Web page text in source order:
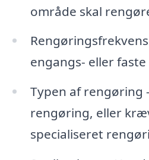
område skal
engangs- eller
Typen af rengøring
rengøring, eller
specialiseret